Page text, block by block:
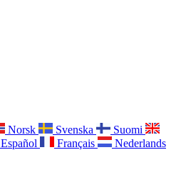
Norsk Svenska
Suomi
Español Français
Nederlands